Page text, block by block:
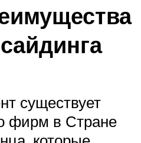
существует
фирм в Стране